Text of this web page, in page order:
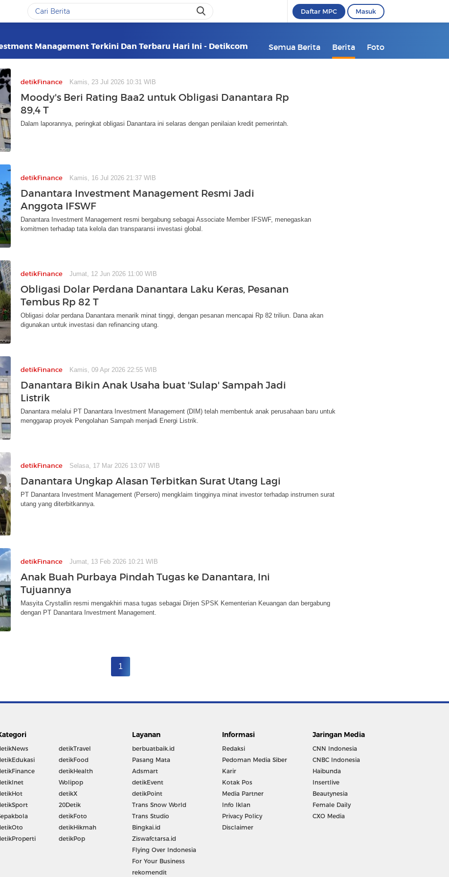
Daftar MPC Masuk
Management Terkini Dan Terbaru Hari Ini - Detikcom Semua Berita Berita Foto
detikFinance Kamis, 23 Jul 2026 10:31 WIB
Moody's Beri Rating Baa2 untuk Obligasi Danantara Rp
89,4 T
Dalam laporannya, peringkat obligasi Danantara ini selaras dengan penilaian kredit pemerintah.
detikFinance Kamis, 16 Jul 2026 21:37 WIB
Danantara Investment Management Resmi Jadi
Anggota IFSWF
Danantara Investment Management resmi bergabung sebagai Associate Member IFSWF, menegaskan
komitmen terhadap tata kelola dan transparansi investasi global.
detikFinance Jumat, 12 Jun 2026 11:00 WIB
Obligasi Dolar Perdana Danantara Laku Keras, Pesanan
Tembus Rp 82 T
Obligasi dolar perdana Danantara menarik minat tinggi, dengan pesanan mencapai Rp 82 triliun. Dana akan
digunakan untuk investasi dan refinancing utang.
detikFinance Kamis, 09 Apr 2026 22:55 WIB
Danantara Bikin Anak Usaha buat 'Sulap' Sampah Jadi
Listrik
Danantara melalui PT Danantara Investment Management (DIM) telah membentuk anak perusahaan baru untuk
menggarap proyek Pengolahan Sampah menjadi Energi Listrik.
detikFinance Selasa, 17 Mar 2026 13:07 WIB
Danantara Ungkap Alasan Terbitkan Surat Utang Lagi
PT Danantara Investment Management (Persero) mengklaim tingginya minat investor terhadap instrumen surat
utang yang diterbitkannya.
detikFinance Jumat, 13 Feb 2026 10:21 WIB
Anak Buah Purbaya Pindah Tugas ke Danantara, Ini
Tujuannya
Masyita Crystallin resmi mengakhiri masa tugas sebagai Dirjen SPSK Kementerian Keuangan dan bergabung
dengan PT Danantara Investment Management.
1
detikTravel
detikFood
detikHealth
Wolipop
detikX
20Detik
detikFoto
detikHikmah
detikPop
Layanan
berbuatbaik.id
Pasang Mata
Adsmart
detikEvent
detikPoint
Trans Snow World
Trans Studio
Bingkai.id
Ziswafctarsa.id
Flying Over Indonesia
For Your Business
rekomendit
Informasi
Redaksi
Pedoman Media Siber
Karir
Kotak Pos
Media Partner
Info Iklan
Privacy Policy
Disclaimer
Jaringan Media
CNN Indonesia
CNBC Indonesia
Haibunda
Insertlive
Beautynesia
Female Daily
CXO Media